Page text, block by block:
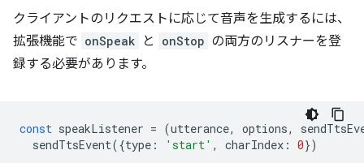
クライアントのリクエストに応じて音声を生成するには、
拡張機能で onSpeak と onStop の両方のリスナーを登
録する必要があります。
const speakListener = (utterance, options,
sendTtsEvent({type : 'start' , charIndex : 0})